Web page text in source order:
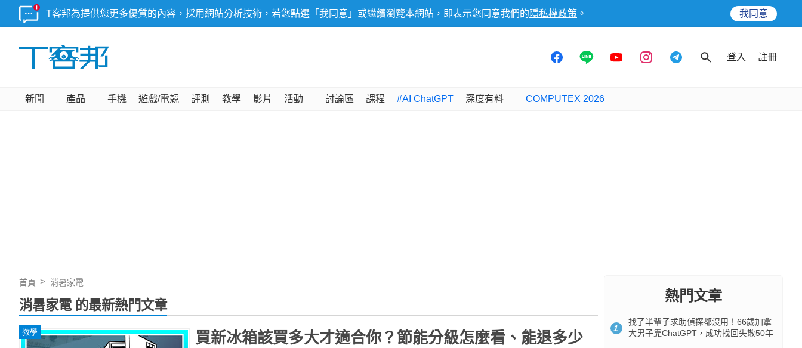
T客邦為提供您更多優質的內容，採用網站分析技術，若您點選「我同意」或繼續瀏覽本網站，即表示您同意我們的 隱私權政策 。 我同意
登入 註冊
新聞 產品 手機 遊戲/電競 評測 教學 影片 活動 討論區 課程 #AI ChatGPT 深度有料 COMPUTEX 2026
首頁 消暑家電
消暑家電 的最新熱門文章
教學
買新冰箱該買多大才適合你？節能分級怎麼看、能退多少
熱門文章
1
找了半輩子求助偵探都沒用！66歲加拿
大男子靠ChatGPT，成功找回失散50年